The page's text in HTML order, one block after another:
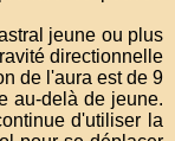
jeune ou plus
directionnelle
de l'aura est de 9
au-delà de jeune.
d'utiliser la